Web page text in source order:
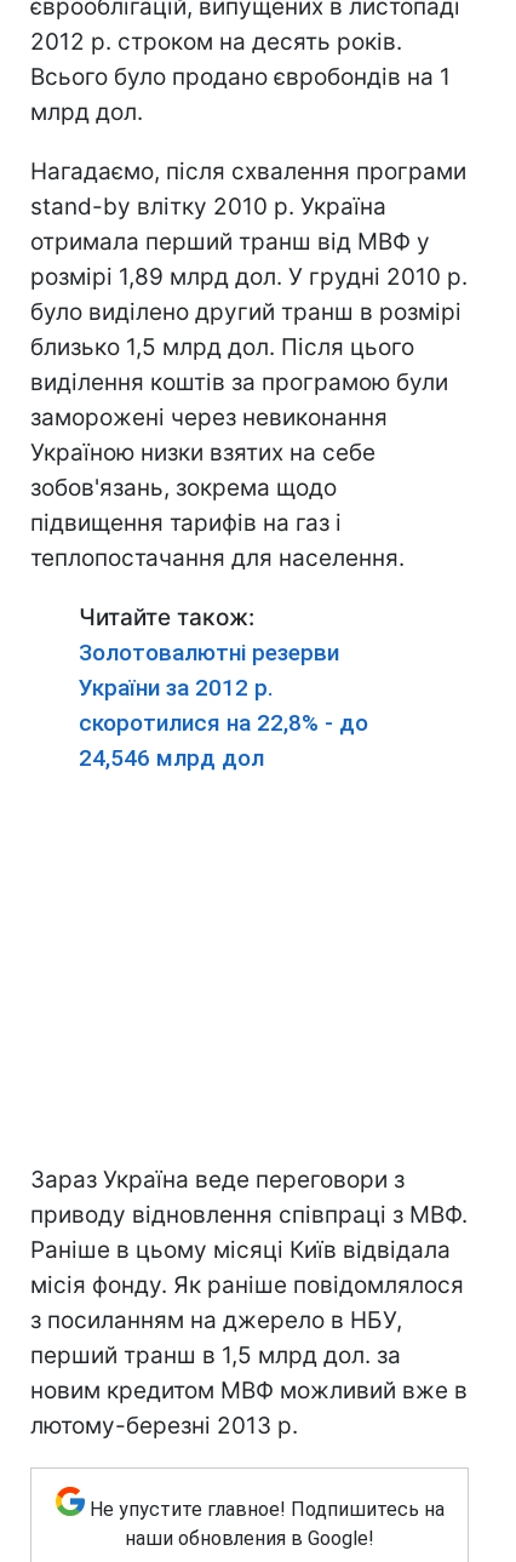
єврооблігацій, випущених в листопаді
2012 р. строком на десять років.
Всього було продано євробондів на 1
млрд дол.
Нагадаємо, після схвалення програми
stand-by влітку 2010 р. Україна
отримала перший транш від МВФ у
розмірі 1,89 млрд дол. У грудні 2010 р.
було виділено другий транш в розмірі
близько 1,5 млрд дол. Після цього
виділення коштів за програмою були
заморожені через невиконання
Україною низки взятих на себе
зобов'язань, зокрема щодо
підвищення тарифів на газ і
теплопостачання для населення.
Читайте також:
Золотовалютні резерви
України за 2012 р.
скоротилися на 22,8% - до
24,546 млрд дол
Зараз Україна веде переговори з
приводу відновлення співпраці з МВФ.
Раніше в цьому місяці Київ відвідала
місія фонду. Як раніше повідомлялося
з посиланням на джерело в НБУ,
перший транш в 1,5 млрд дол. за
новим кредитом МВФ можливий вже в
лютому-березні 2013 р.
Не упустите главное! Подпишитесь на
наши обновления в Google!